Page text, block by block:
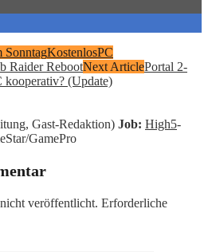
SonntagKostenlosPC
Raider RebootNext ArticlePortal 2-
kooperativ? (Update)
Gast-Redaktion) Job: High5-
GamePro
veröffentlicht. Erforderliche